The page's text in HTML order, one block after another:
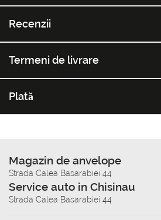
Recenzii
Termeni de livrare
Plată
Magazin de anvelope
Strada Calea Basarabiei 44
Service auto in Chisinau
Strada Calea Basarabiei 44